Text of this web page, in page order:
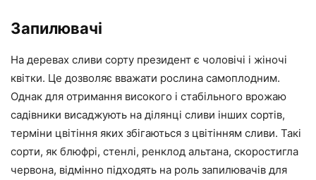
Запилювачі
На деревах сливи сорту президент є чоловічі і жіночі
квітки. Це дозволяє вважати рослина самоплодним.
Однак для отримання високого і стабільного врожаю
садівники висаджують на ділянці сливи інших сортів,
терміни цвітіння яких збігаються з цвітінням сливи. Такі
сорти, як блюфрі, стенлі, ренклод альтана, скоростигла
червона, відмінно підходять на роль запилювачів для